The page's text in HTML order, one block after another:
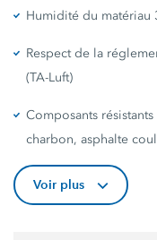
Humidité du matériau
Respect de la
(TA-Luft)
Composants
charbon, asphalte
Voir plus